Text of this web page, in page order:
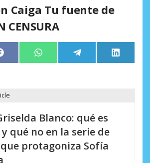
Caiga Tu fuente de
CENSURA
Compartir
en
Facebook Compartir
en
WhatsApp Compartir
en
Telegram
en
LinkedIn
Blanco: qué es
qué no en la serie de
protagoniza Sofía